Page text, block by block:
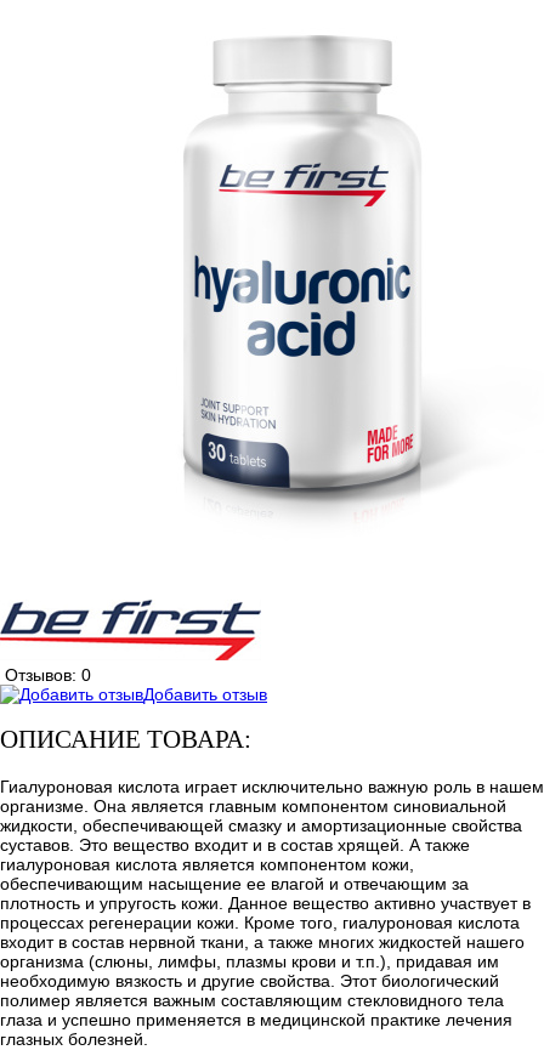
Отзывов: 0
Добавить отзыв
ОПИСАНИЕ ТОВАРА:
Гиалуроновая кислота играет исключительно важную роль в нашем
организме. Она является главным компонентом синовиальной
жидкости, обеспечивающей смазку и амортизационные свойства
суставов. Это вещество входит и в состав хрящей. А также
гиалуроновая кислота является компонентом кожи,
обеспечивающим насыщение ее влагой и отвечающим за
плотность и упругость кожи. Данное вещество активно участвует в
процессах регенерации кожи. Кроме того, гиалуроновая кислота
входит в состав нервной ткани, а также многих жидкостей нашего
организма (слюны, лимфы, плазмы крови и т.п.), придавая им
необходимую вязкость и другие свойства. Этот биологический
полимер является важным составляющим стекловидного тела
глаза и успешно применяется в медицинской практике лечения
глазных болезней.